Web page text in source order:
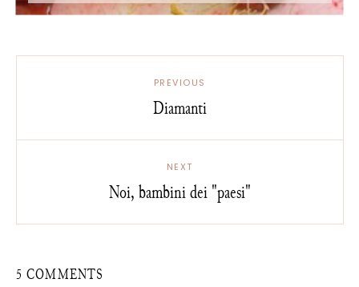
PREVIOUS
Diamanti
NEXT
Noi, bambini dei "paesi"
5 COMMENTS